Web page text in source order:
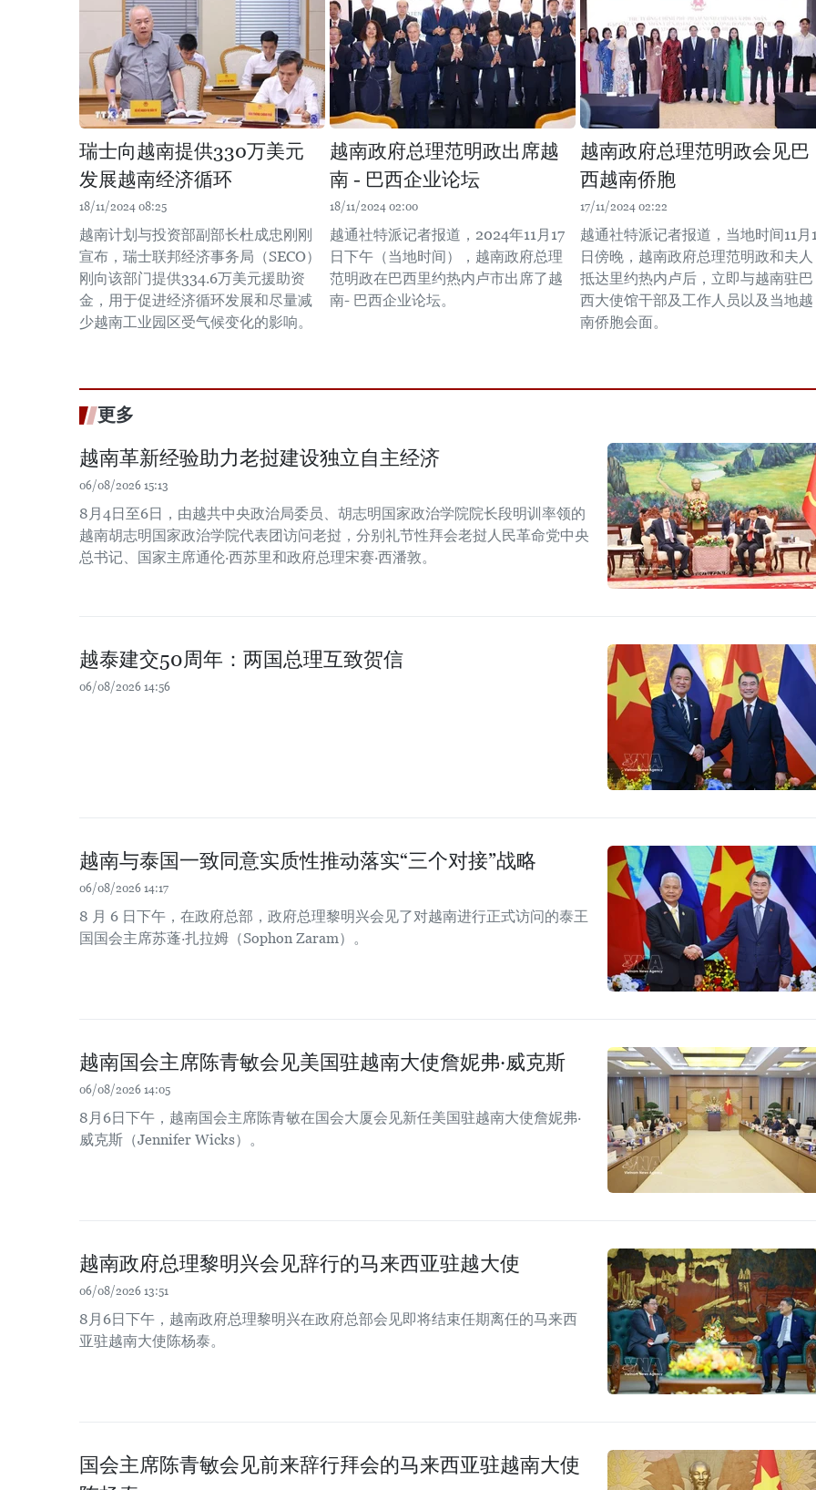
瑞士向越南提供330万美元
发展越南经济循环
18/11/2024 08:25
越南计划与投资部副部长杜成忠刚刚
宣布，瑞士联邦经济事务局（SECO）
刚向该部门提供334.6万美元援助资
金，用于促进经济循环发展和尽量减
少越南工业园区受气候变化的影响。
越南政府总理范明政出席越
南 - 巴西企业论坛
18/11/2024 02:00
越通社特派记者报道，2024年11月17
日下午（当地时间），越南政府总理
范明政在巴西里约热内卢市出席了越
南- 巴西企业论坛。
越南政府总理范明政会见巴
西越南侨胞
17/11/2024 02:22
越通社特派记者报道，当地时间11月
日傍晚，越南政府总理范明政和夫人
抵达里约热内卢后，立即与越南驻巴
西大使馆干部及工作人员以及当地越
南侨胞会面。
更多
越南革新经验助力老挝建设独立自主经济
06/08/2026 15:13
8月4日至6日，由越共中央政治局委员、胡志明国家政治学院院长段明训率领的
越南胡志明国家政治学院代表团访问老挝，分别礼节性拜会老挝人民革命党中央
总书记、国家主席通伦·西苏里和政府总理宋赛·西潘敦。
越泰建交50周年：两国总理互致贺信
06/08/2026 14:56
越南与泰国一致同意实质性推动落实“三个对接”战略
06/08/2026 14:17
8 月 6 日下午，在政府总部，政府总理黎明兴会见了对越南进行正式访问的泰王
国国会主席苏蓬·扎拉姆（Sophon Zaram）。
越南国会主席陈青敏会见美国驻越南大使詹妮弗·威克斯
06/08/2026 14:05
8月6日下午，越南国会主席陈青敏在国会大厦会见新任美国驻越南大使詹妮弗·
威克斯（Jennifer Wicks）。
越南政府总理黎明兴会见辞行的马来西亚驻越大使
06/08/2026 13:51
8月6日下午，越南政府总理黎明兴在政府总部会见即将结束任期离任的马来西
亚驻越南大使陈杨泰。
国会主席陈青敏会见前来辞行拜会的马来西亚驻越南大使